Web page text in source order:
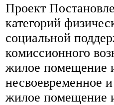
Проект
категорий
социальной
комиссионного
жилое помещение
несвоевременное
жилое помещение